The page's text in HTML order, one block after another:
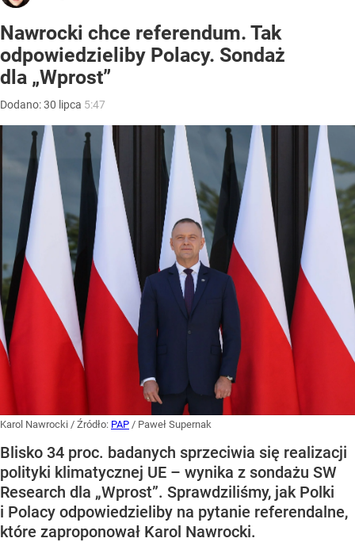
Nawrocki chce referendum. Tak
odpowiedzieliby Polacy. Sondaż
dla „Wprost”
Dodano:30 lipca 5:47
Karol Nawrocki / Źródło: PAP / Paweł Supernak
Blisko 34 proc. badanych sprzeciwia się realizacji
polityki klimatycznej UE – wynika z sondażu SW
Research dla „Wprost”. Sprawdziliśmy, jak Polki
i Polacy odpowiedzieliby na pytanie referendalne,
które zaproponował Karol Nawrocki.